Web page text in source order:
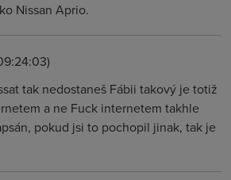
Nissan Aprio.
tak nedostaneš Fábii takový je totiž
a ne Fuck internetem takhle
pokud jsi to pochopil jinak, tak je